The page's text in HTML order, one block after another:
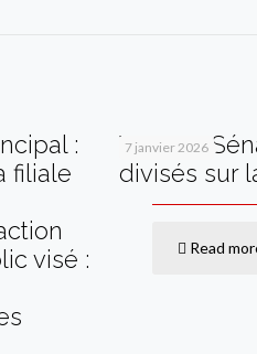
:
filiale
visé :
7 janvier 2026
Vote au
divisés sur
Read